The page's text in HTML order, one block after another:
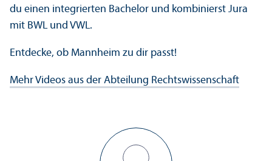
du einen integrierten Bachelor und kombinierst Jura
mit BWL und VWL.
Entdecke, ob Mannheim zu dir passt!
Mehr Videos aus der Abteilung Rechts­wissenschaft